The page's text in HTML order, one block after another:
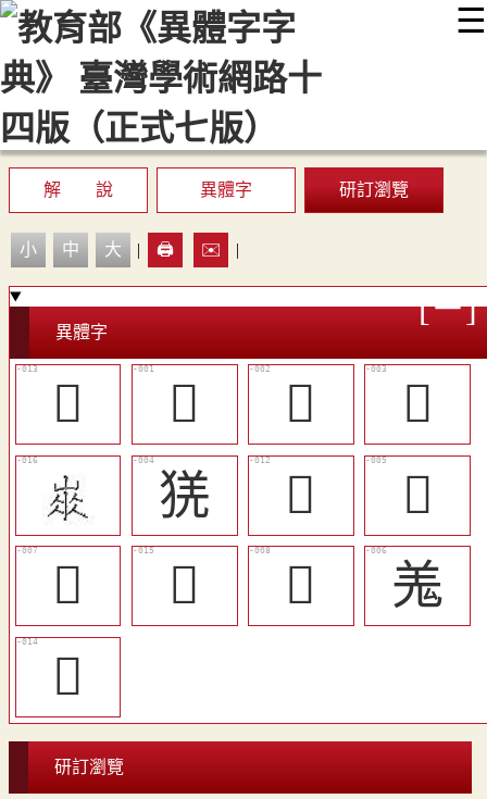
☰
::: 最新消息 常見問題 編輯說明
顯示模式
網站導覽
解 說 異體字 研訂瀏覽
小 中 大 | 🖨️ ✉️ |
異體字
󴤬 𠒌 𡸓
𡹽
猐
󴤫
𦍎
󴤩
󴤮 󴤪
羗
󴤭
研訂瀏覽